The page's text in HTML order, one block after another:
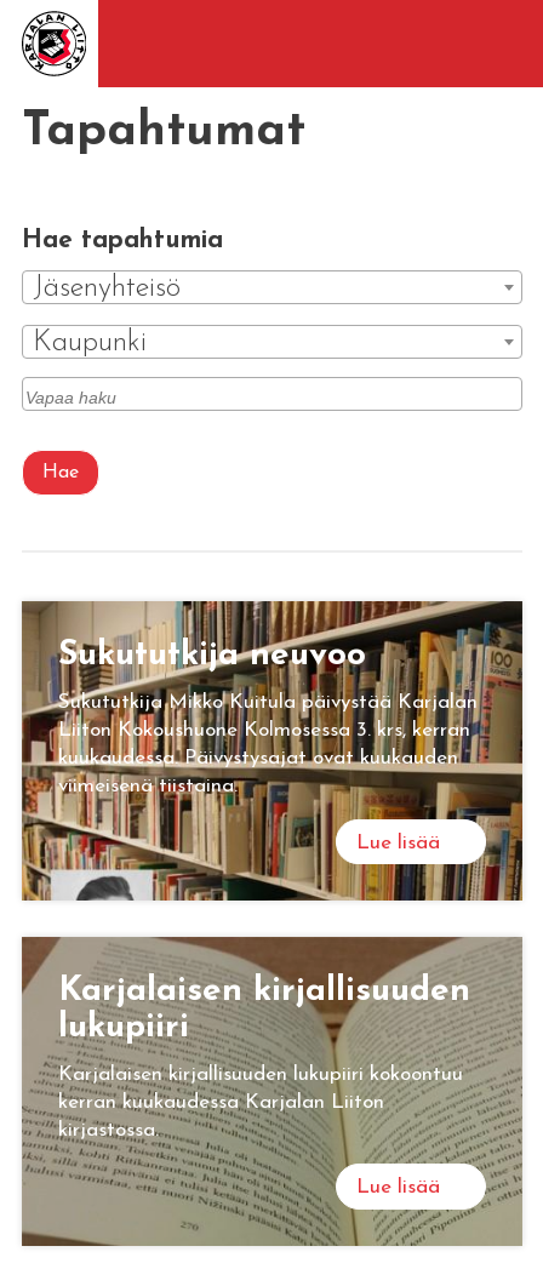
Tapahtumat
Hae tapahtumia
Jäsenyhteisö
Kaupunki
Hae
Su­ku­tut­ki­ja neu­voo
Sukututkija Mikko Kuitula päivystää Karjalan
Liiton Kokoushuone Kolmosessa 3. krs, kerran
kuukaudessa. Päivystysajat ovat kuukauden
viimeisenä tiistaina.
Lue lisää
Kar­ja­lai­sen kir­jal­li­suu­den
lu­ku­pii­ri
Karjalaisen kirjallisuuden lukupiiri kokoontuu
kerran kuukaudessa Karjalan Liiton
kirjastossa.
Lue lisää